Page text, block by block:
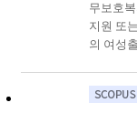
무보호
지원 또
의 여성
연구를